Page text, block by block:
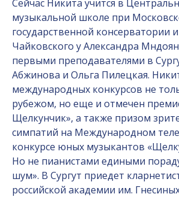
Сейчас Никита учится в
музыкальной школе при
государственной консерватории
Чайковского у Александра
первыми преподавателями в
Абжинова и Ольга Пилецкая.
международных конкурсов не
рубежом, но еще и отмечен
Щелкунчик», а также призом
симпатий на Международном
конкурсе юных музыкантов
Но не пианистами едиными
шум». В Сургут приедет
российской академии им.